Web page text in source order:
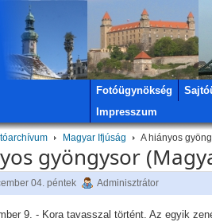
Fotóügynökség
Impresszum
Magyar Ifjúság A hiányos
gyöngysor
04. péntek Adminisztrátor
9. - Kora tavasszal történt. Az egyik